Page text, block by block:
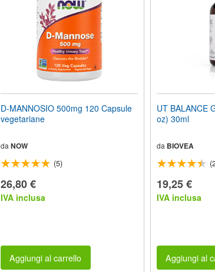
D-MANNOSIO 500mg 120 Capsule
vegetariane
daNOW
(5)
26,80 €
IVA inclusa
Aggiungi al carrello
UT BALANCE
oz) 30ml
da BIOVEA
19,25 €
IVA inclusa
Aggiungi al